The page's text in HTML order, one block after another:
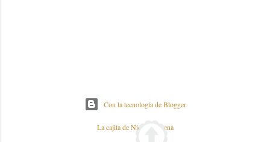
Con la tecnología de Blogger
La cajita de Nieves y Elena